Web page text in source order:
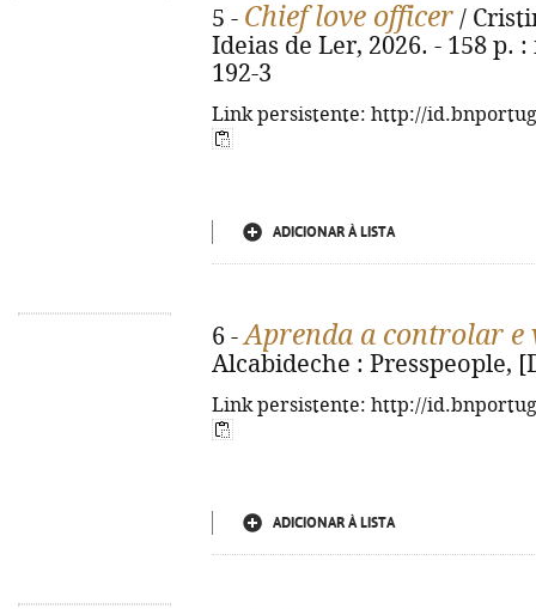
5 - Chief love officer /
Ideias de Ler, 2026. - 158 p.
192-3
Link persistente: http://
ADICIONAR À LISTA
6 -Aprenda a controlar e
Alcabideche : Presspeople,
Link persistente: http://
ADICIONAR À LISTA